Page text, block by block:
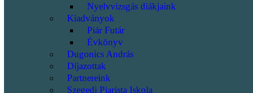
Nyelvvizsgás diákjaink
Kiadványok
Piár Futár
Évkönyv
Dugonics András
Díjazottak
Partnereink
Szegedi Piarista Iskola